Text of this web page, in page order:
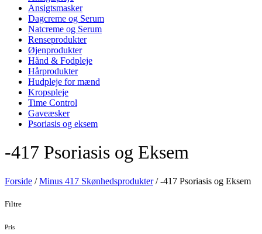
Ansigtsmasker
Dagcreme og Serum
Natcreme og Serum
Renseprodukter
Øjenprodukter
Hånd & Fodpleje
Hårprodukter
Hudpleje for mænd
Kropspleje
Time Control
Gaveæsker
Psoriasis og eksem
-417 Psoriasis og Eksem
Forside /Minus 417 Skønhedsprodukter/-417 Psoriasis og Eksem
Filtre
Pris